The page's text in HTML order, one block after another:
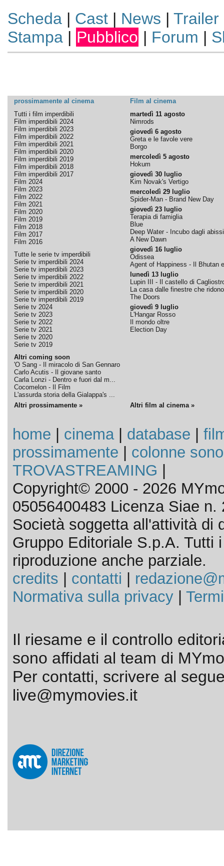
Scheda| Cast| News | Trailer
Stampa| Pubblico | Forum |
prossimamente al cinema
Film al cinema
Tutti i film imperdibili
Film imperdibili 2024
Film imperdibili 2023
Film imperdibili 2022
Film imperdibili 2021
Film imperdibili 2020
Film imperdibili 2019
Film imperdibili 2018
Film imperdibili 2017
Film 2024
Film 2023
Film 2022
Film 2021
Film 2020
Film 2019
Film 2018
Film 2017
Film 2016
Tutte le serie tv imperdibili
Serie tv imperdibili 2024
Serie tv imperdibili 2023
Serie tv imperdibili 2022
Serie tv imperdibili 2021
Serie tv imperdibili 2020
Serie tv imperdibili 2019
Serie tv 2024
Serie tv 2023
Serie tv 2022
Serie tv 2021
Serie tv 2020
Serie tv 2019
Altri coming soon
'O Sang - Il miracolo di San Gennaro
Carlo Acutis - Il giovane santo
Carla Lonzi - Dentro e fuori dal m...
Cocomelon - Il Film
L'assurda storia della Gialappa's ...
martedì 11 agosto
Nimrods
giovedì 6 agosto
Greta e le favole vere
Borgo
mercoledì 5 agosto
Hokum
giovedì 30 luglio
Kim Novak's Vertigo
mercoledì 29 luglio
Spider-Man - Brand New Day
giovedì 23 luglio
Terapia di famiglia
Blue
Deep Water - Incubo dagli abissi
A New Dawn
giovedì 16 luglio
Odissea
Agent of Happiness - Il Bhutan
lunedì 13 luglio
Lupin III - Il castello di
La casa dalle finestre che ridono
The Doors
giovedì 9 luglio
L'Hangar Rosso
Il mondo oltre
Election Day
Altri prossimamente » Altri film al cinema »
home cinema| database
prossimamente
colonne
TROVASTREAMING
Copyright© 2000 - 2026
05056400483 Licenza Siae n.
Società soggetta all'attività di
Gruppo Editoriale S.p.A. Tutti
riproduzione anche parziale.
credits
contatti
Normativa sulla privacy|
Il riesame e il controllo
sono affidati al team di
Per contatti, scrivere al
live@mymovies.it